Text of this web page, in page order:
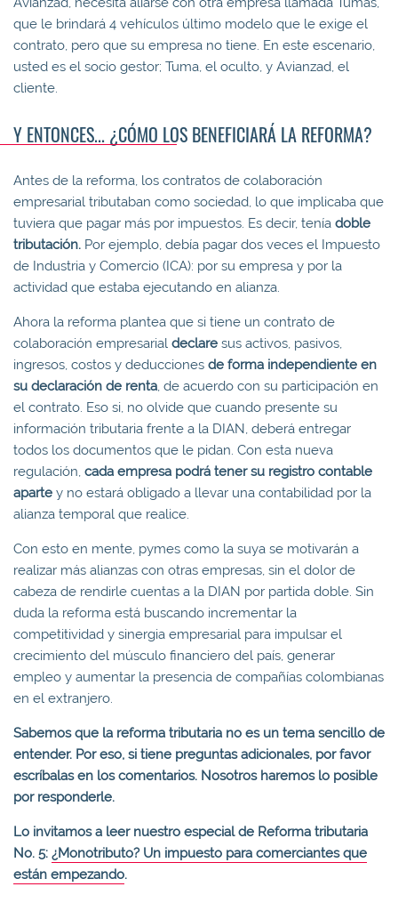
que le brindará 4 vehículos último modelo que le exige el
contrato, pero que su empresa no tiene. En este escenario,
usted es el socio gestor; Tuma, el oculto, y Avianzad, el
cliente.
Y ENTONCES... ¿CÓMO LOS BENEFICIARÁ LA REFORMA?
Antes de la reforma, los contratos de colaboración
empresarial tributaban como sociedad, lo que implicaba que
tuviera que pagar más por impuestos. Es decir, tenía doble
tributación. Por ejemplo, debía pagar dos veces el Impuesto
de Industria y Comercio (ICA): por su empresa y por la
actividad que estaba ejecutando en alianza.
Ahora la reforma plantea que si tiene un contrato de
colaboración empresarial declare sus activos, pasivos,
ingresos, costos y deducciones de forma independiente en
su declaración de renta, de acuerdo con su participación en
el contrato. Eso si, no olvide que cuando presente su
información tributaria frente a la DIAN, deberá entregar
todos los documentos que le pidan. Con esta nueva
regulación, cada empresa podrá tener su registro contable
aparte y no estará obligado a llevar una contabilidad por la
alianza temporal que realice.
Con esto en mente, pymes como la suya se motivarán a
realizar más alianzas con otras empresas, sin el dolor de
cabeza de rendirle cuentas a la DIAN por partida doble. Sin
duda la reforma está buscando incrementar la
competitividad y sinergia empresarial para impulsar el
crecimiento del músculo financiero del país, generar
empleo y aumentar la presencia de compañías colombianas
en el extranjero.
Sabemos que la reforma tributaria no es un tema sencillo de
entender. Por eso, si tiene preguntas adicionales, por favor
escríbalas en los comentarios. Nosotros haremos lo posible
por responderle.
Lo invitamos a leer nuestro especial de Reforma tributaria
No. 5: ¿Monotributo? Un impuesto para comerciantes que
están empezando.